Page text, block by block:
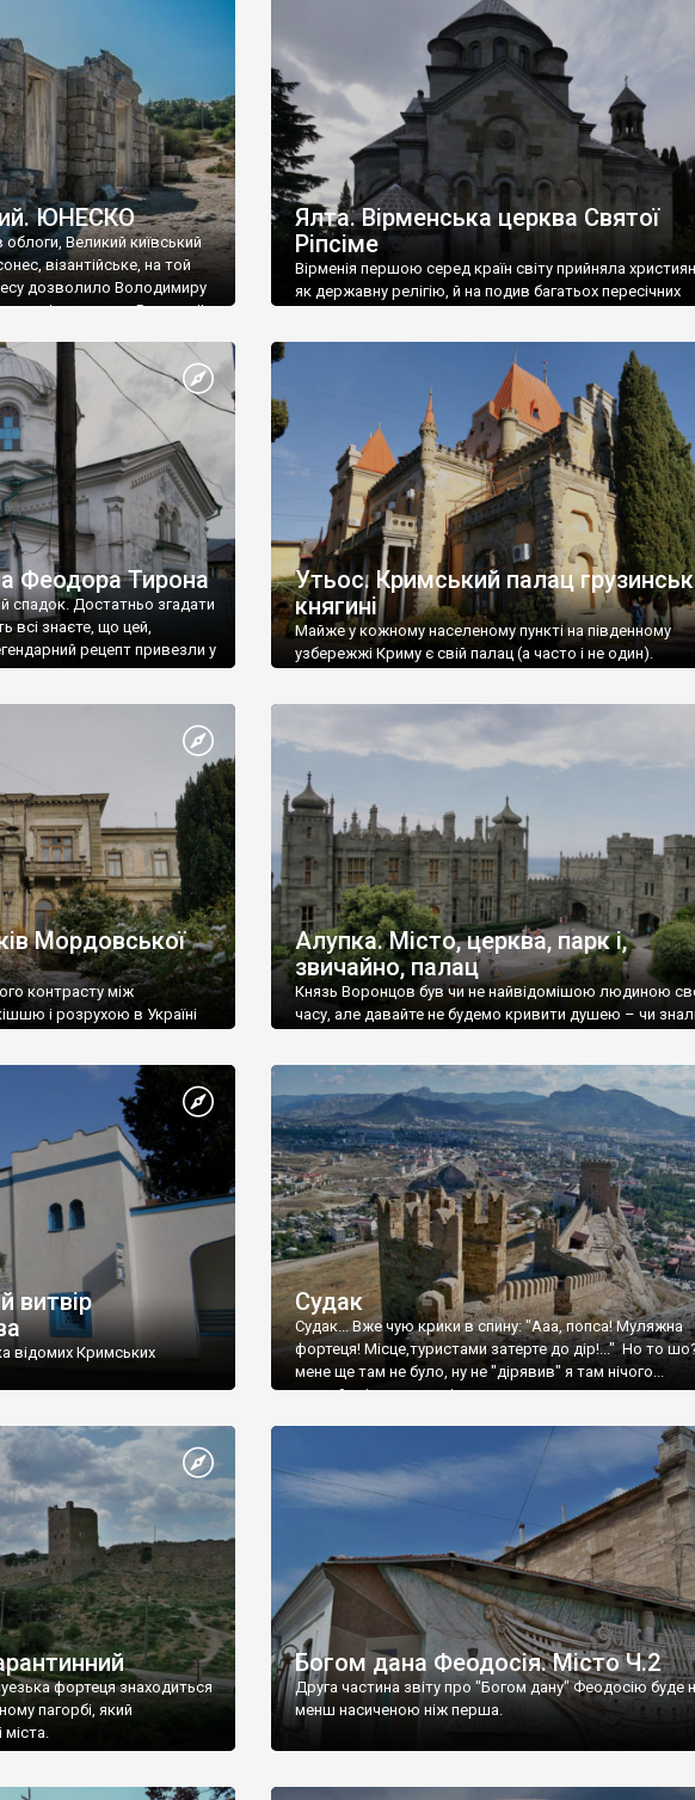
з фондів об’єкту
Таврійського».
але експерти та
[…]
називаються «повстяками» (postaki)…” “Вино. Крим
виробляє відмінне вино і його вдосталь: воно все
легке біле і дуже […]
ЮНЕСКО
облоги, Великий київський
візантійське, на той
дозволило Володимиру
імператору Василю ІІ,
Василем-
Русі. На честь
місто […]
Ялта. Вірменська церква Святої
Ріпсіме
Вірменія першою серед країн світу прийняла
як державну релігію, й на подив багатьох пересічних
Феодора Тирона
спадок. Достатньо згадати
всі знаєте, що цей,
рецепт привезли у
Утьос. Кримський палац
княгині
Майже у кожному населеному пункті на південному
узбережжі Криму є свій палац (а часто і не один).
Мордовської
контрасту між
і розрухою в Україні
Алупка. Місто, церква, парк і,
звичайно, палац
Князь Воронцов був чи не найвідомішою людиною
часу, але давайте не будемо кривити душею – чи
витвір
відомих Кримських
Судак
Судак... Вже чую крики в спину: "Ааа, попса! Муляжна
фортеця! Місце,туристами затерте до дір!..." Но то
мене ще там не було, ну не "дірявив" я там нічого...
принаймні до цього літа.
фортеця знаходиться
пагорбі, який
міста.
Богом дана Феодосія. Місто Ч.2
Друга частина звіту про "Богом дану" Феодосію буде
менш насиченою ніж перша.